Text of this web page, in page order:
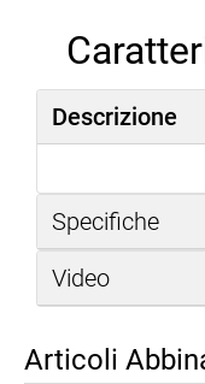
Descrizione
Specifiche
Video
Articoli